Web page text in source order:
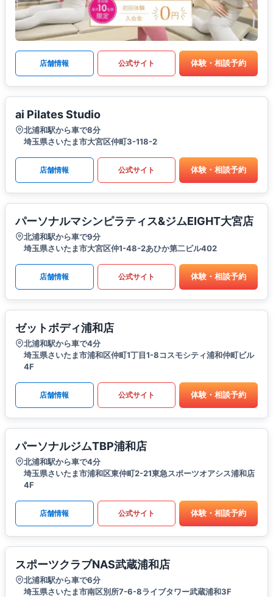
店舗情報 公式サイト 体験・相談予約
ai Pilates Studio
北浦和駅から車で8分
埼玉県さいたま市大宮区仲町3-118-2
店舗情報 公式サイト 体験・相談予約
パーソナルマシンピラティス&ジムEIGHT大宮店
北浦和駅から車で9分
埼玉県さいたま市大宮区仲1-48-2あひか第二ビル402
店舗情報 公式サイト 体験・相談予約
ゼットボディ浦和店
北浦和駅から車で4分
埼玉県さいたま市浦和区仲町1丁目1-8コスモシティ浦和仲町ビル
4F
店舗情報 公式サイト 体験・相談予約
パーソナルジムTBP浦和店
北浦和駅から車で4分
埼玉県さいたま市浦和区東仲町2-21東急スポーツオアシス浦和店
4F
店舗情報 公式サイト 体験・相談予約
スポーツクラブNAS武蔵浦和店
北浦和駅から車で6分
埼玉県さいたま市南区別所7-6-8ライブタワー武蔵浦和3F